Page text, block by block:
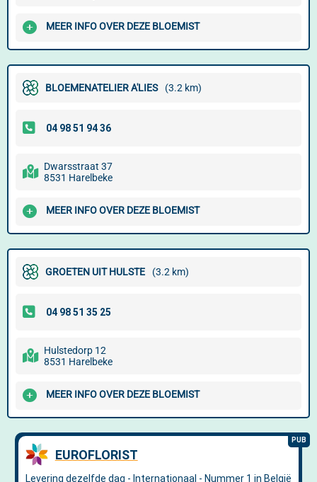
MEER INFO OVER DEZE BLOEMIST
BLOEMENATELIER A'LIES (3.2 km)
Dwarsstraat 37
8531 Harelbeke
MEER INFO OVER DEZE BLOEMIST
GROETEN UIT HULSTE (3.2 km)
Hulstedorp 12
8531 Harelbeke
MEER INFO OVER DEZE BLOEMIST